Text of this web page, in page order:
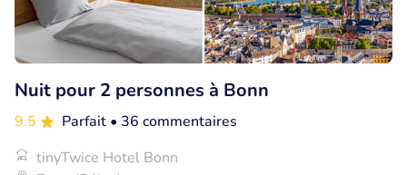
Nuit pour 2 personnes à Bonn
9.5 Parfait • 36 commentaires
tinyTwice Hotel Bonn